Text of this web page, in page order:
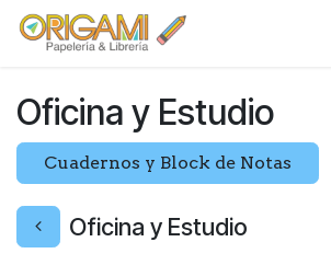
Ir al contenido
Oficina y Estudio
Cuadernos y Block de Notas
Oficina y Estudio